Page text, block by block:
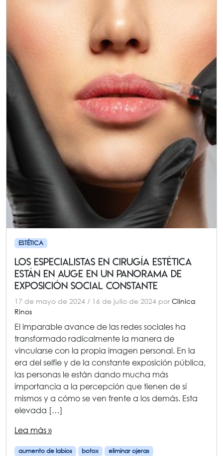
ESTÉTICA
Los especialistas en cirugía estética
están en auge en un panorama de
exposición social constante
17 de mayo de 2024 / 16 de julio de 2024 porClinica
Rinos
El imparable avance de las redes sociales ha
transformado radicalmente la manera de
vincularse con la propia imagen personal. En la
era del selfie y de la constante exposición pública,
las personas le están dando mucha más
importancia a la percepción que tienen de sí
mismos y a cómo se ven frente a los demás. Esta
elevada […]
Lea más »
aumento de labios botox
eliminar ojeras